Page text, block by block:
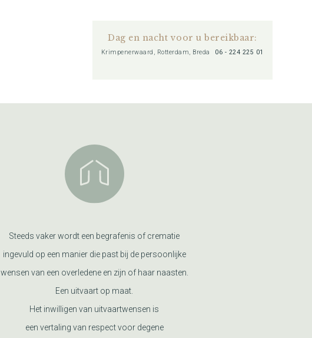
Dag en nacht voor u bereikbaar:
Krimpenerwaard, Rotterdam, Breda 06 - 224 225 01
Steeds vaker wordt een begrafenis of crematie
ingevuld op een manier die past bij de persoonlijke
wensen van een overledene en zijn of haar naasten.
Een uitvaart op maat.
Het inwilligen van uitvaartwensen is
een vertaling van respect voor degene